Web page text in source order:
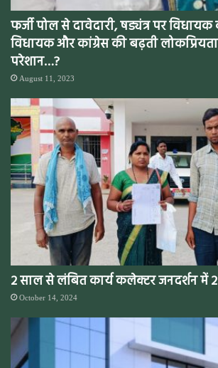
फर्जी पोल से दावेदारी, षड्यंत्र पर
विधायक और कांग्रेस की बढ़ती
परेशान…?
August 11, 2023
2 साल से लंबित कार्य कलेक्टर जनदर्शन में
October 14, 2024